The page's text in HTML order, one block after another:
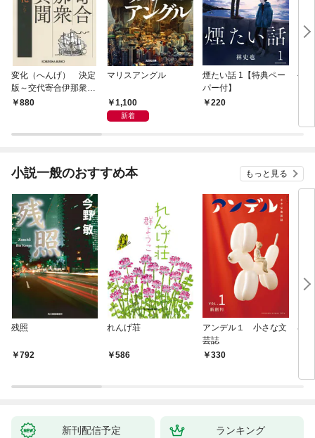
変化（へんげ） 決定
版～交代寄合伊那衆異
聞（1）～
880
マリスアングル
1,100
新着
煙たい話 1【特典ペー
パー付】
220
手
小説一般のおすすめ本 もっと見る
残照
792
れんげ荘
586
アンデル１ 小さな文
芸誌
330
琴
新刊配信予定 ランキング